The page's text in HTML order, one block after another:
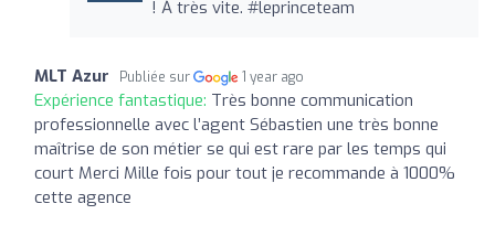
! À très vite. #leprinceteam
MLT Azur Publiée sur 1 year ago
Expérience fantastique: Très bonne communication
professionnelle avec l’agent Sébastien une très bonne
maîtrise de son métier se qui est rare par les temps qui
court Merci Mille fois pour tout je recommande à 1000%
cette agence